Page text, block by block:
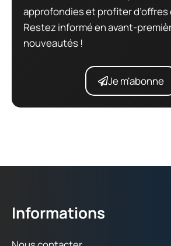
approfondies et profiter d’offres
Restez informé en avant-
nouveautés !
Je m'abonne
Informations